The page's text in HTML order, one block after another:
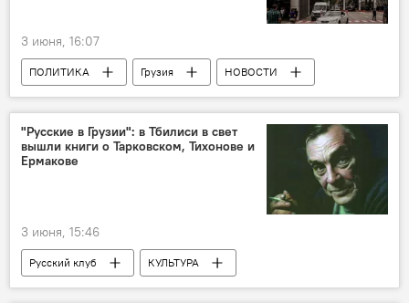
3 июня, 16:07
ПОЛИТИКА Грузия
НОВОСТИ
Тбилиси
миграционная политика
"Русские в Грузии": в Тбилиси в свет
вышли книги о Тарковском, Тихонове и
Ермакове
3 июня, 15:46
Русский клуб
КУЛЬТУРА
НОВОСТИ
Грузия
Тбилиси